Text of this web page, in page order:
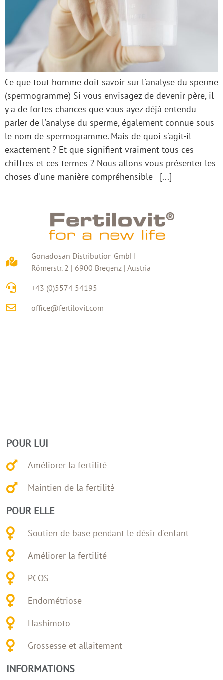
Ce que tout homme doit savoir sur l'analyse du sperme
(spermogramme) Si vous envisagez de devenir père, il
y a de fortes chances que vous ayez déjà entendu
parler de l'analyse du sperme, également connue sous
le nom de spermogramme. Mais de quoi s'agit-il
exactement ? Et que signifient vraiment tous ces
chiffres et ces termes ? Nous allons vous présenter les
choses d'une manière compréhensible - [...]
Gonadosan Distribution GmbH
Römerstr. 2 | 6900 Bregenz | Austria
+43 (0)5574 54195
office@fertilovit.com
POUR LUI
Améliorer la fertilité
Maintien de la fertilité
POUR ELLE
Soutien de base pendant le désir d'enfant
Améliorer la fertilité
PCOS
Endométriose
Hashimoto
Grossesse et allaitement
INFORMATIONS